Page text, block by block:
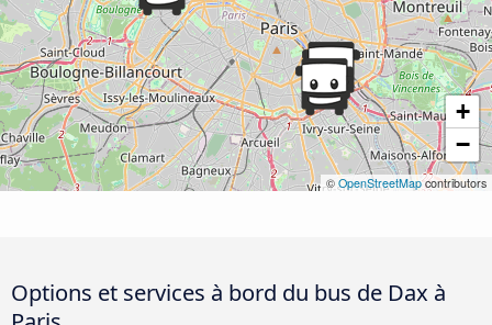
+
−
© OpenStreetMapcontributors
Options et services à bord du bus de Dax à